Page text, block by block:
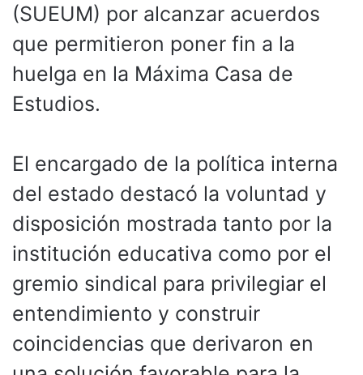
(SUEUM) por alcanzar acuerdos
que permitieron poner fin a la
huelga en la Máxima Casa de
Estudios.
El encargado de la política interna
del estado destacó la voluntad y
disposición mostrada tanto por la
institución educativa como por el
gremio sindical para privilegiar el
entendimiento y construir
coincidencias que derivaron en